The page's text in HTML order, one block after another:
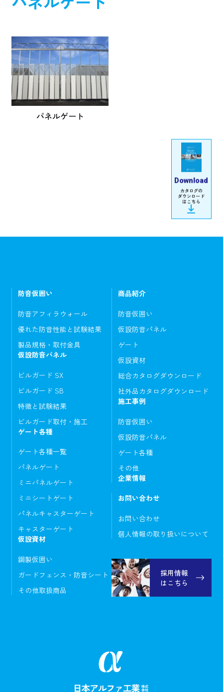
パネルゲート
Download
カタログの
ダウンロード
はこちら
防音仮囲い
防音アフィラウォール
優れた防音性能と試験結果
製品規格・取付金具
仮設防音パネル
ビルガード SX
ビルガード SB
特徴と試験結果
ビルガード取付・施工
ゲート各種
ゲート各種一覧
パネルゲート
ミニパネルゲート
ミニシートゲート
パネルキャスターゲート
キャスターゲート
仮設資材
鋼製仮囲い
ガードフェンス・防音シート
その他取扱商品
商品紹介
防音仮囲い
仮設防音パネル
ゲート
仮設資材
総合カタログダウンロード
社外品カタログダウンロード
施工事例
防音仮囲い
仮設防音パネル
ゲート各種
その他
企業情報
お問い合わせ
お問い合わせ
個人情報の取り扱いについて
採用情報
はこちら